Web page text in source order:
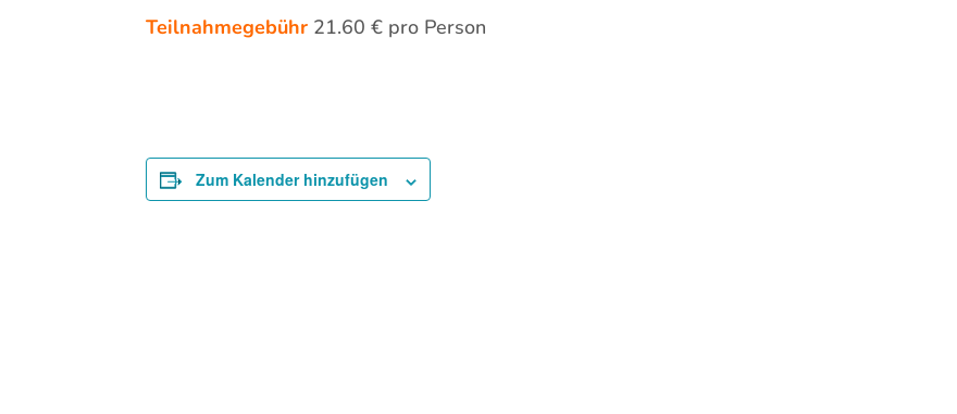
Teilnahmegebühr 21.60 € pro Person
Zum Kalender hinzufügen